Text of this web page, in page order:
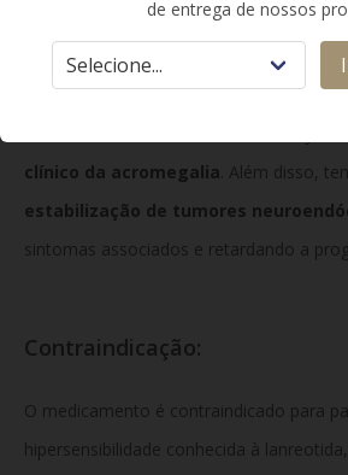
SOMATULINE AUTOGEL reduz a
clínico da acromegalia . Além disso,
estabilização de tumores
sintomas associados e retardando a
Contraindicação:
O medicamento é contraindicado para
hipersensibilidade conhecida à
de entrega de nossos